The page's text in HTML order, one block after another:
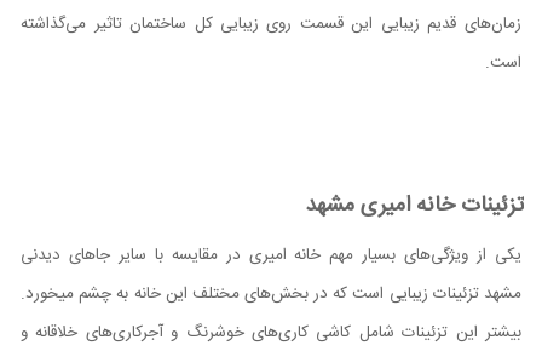
زمان‌‌های قدیم زیبایی این قسمت روی زیبایی کل ساختمان تاثیر می‌گذاشته
است.
تزئینات خانه امیری مشهد
یکی از ویژگی‌‌های بسیار مهم خانه امیری در مقایسه با سایر جاهای دیدنی
مشهد تزئینات زیبایی است که در بخش‌‌های مختلف این خانه به چشم میخورد.
بیشتر این تزئینات شامل کاشی کاری‌‌های خوشرنگ و آجرکاری‌‌های خلاقانه و